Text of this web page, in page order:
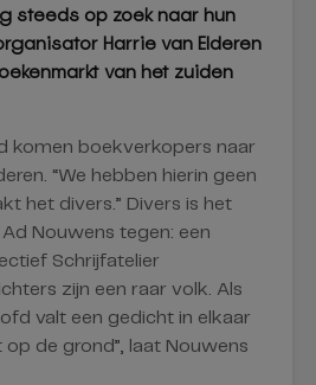
steeds op zoek naar hun
Harrie van Elderen
van het zuiden
komen boekverkopers naar
“We hebben hierin geen
het divers.” Divers is het
Nouwens tegen: een
Schrijfatelier
zijn een raar volk. Als
valt een gedicht in elkaar
de grond”, laat Nouwens